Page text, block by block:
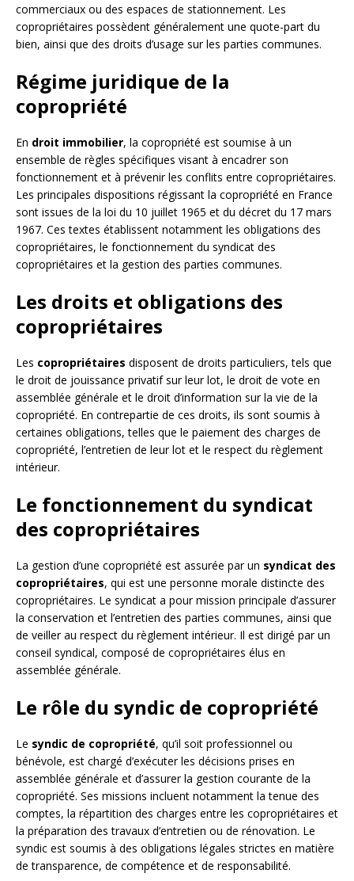
commerciaux ou des espaces de stationnement. Les
copropriétaires possèdent généralement une quote-part du
bien, ainsi que des droits d’usage sur les parties communes.
Régime juridique de la
copropriété
En droit immobilier, la copropriété est soumise à un
ensemble de règles spécifiques visant à encadrer son
fonctionnement et à prévenir les conflits entre copropriétaires.
Les principales dispositions régissant la copropriété en France
sont issues de la loi du 10 juillet 1965 et du décret du 17 mars
1967. Ces textes établissent notamment les obligations des
copropriétaires, le fonctionnement du syndicat des
copropriétaires et la gestion des parties communes.
Les droits et obligations des
copropriétaires
Les copropriétaires disposent de droits particuliers, tels que
le droit de jouissance privatif sur leur lot, le droit de vote en
assemblée générale et le droit d’information sur la vie de la
copropriété. En contrepartie de ces droits, ils sont soumis à
certaines obligations, telles que le paiement des charges de
copropriété, l’entretien de leur lot et le respect du règlement
intérieur.
Le fonctionnement du syndicat
des copropriétaires
La gestion d’une copropriété est assurée par un syndicat des
copropriétaires, qui est une personne morale distincte des
copropriétaires. Le syndicat a pour mission principale d’assurer
la conservation et l’entretien des parties communes, ainsi que
de veiller au respect du règlement intérieur. Il est dirigé par un
conseil syndical, composé de copropriétaires élus en
assemblée générale.
Le rôle du syndic de copropriété
Le syndic de copropriété, qu’il soit professionnel ou
bénévole, est chargé d’exécuter les décisions prises en
assemblée générale et d’assurer la gestion courante de la
copropriété. Ses missions incluent notamment la tenue des
comptes, la répartition des charges entre les copropriétaires et
la préparation des travaux d’entretien ou de rénovation. Le
syndic est soumis à des obligations légales strictes en matière
de transparence, de compétence et de responsabilité.